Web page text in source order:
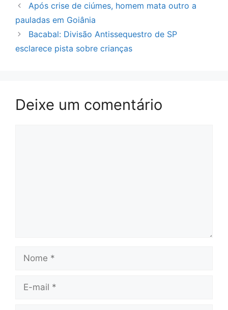
Após crise de ciúmes, homem mata outro a
pauladas em Goiânia
Bacabal: Divisão Antissequestro de SP
esclarece pista sobre crianças
Deixe um comentário
mail